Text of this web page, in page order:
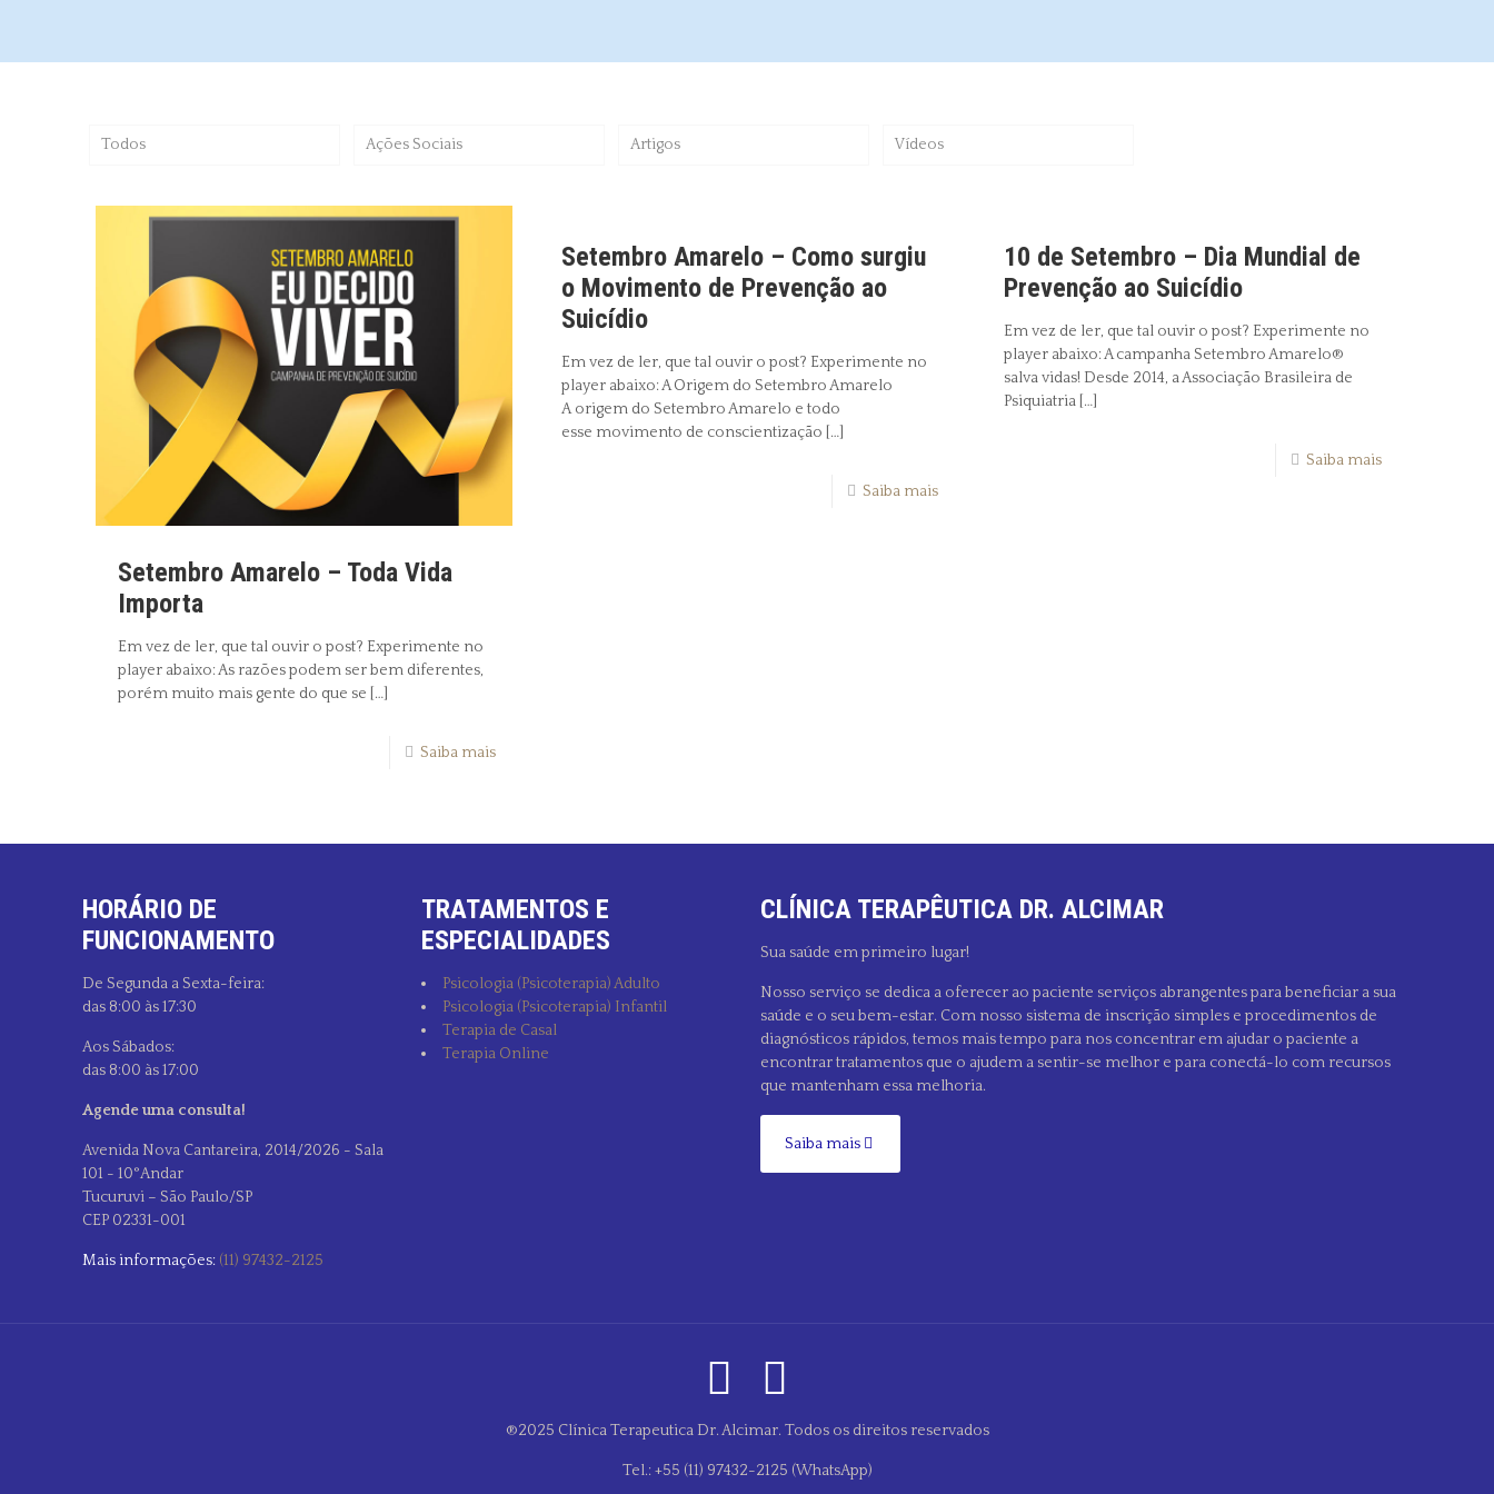
Todos Ações Sociais Artigos Vídeos
Setembro Amarelo – Toda Vida
Importa
Em vez de ler, que tal ouvir o post? Experimente no
player abaixo: As razões podem ser bem diferentes,
porém muito mais gente do que se […]
Saiba mais
Setembro Amarelo – Como surgiu
o Movimento de Prevenção ao
Suicídio
Em vez de ler, que tal ouvir o post? Experimente no
player abaixo: A Origem do Setembro Amarelo
A origem do Setembro Amarelo e todo
esse movimento de conscientização […]
Saiba mais
10 de Setembro – Dia Mundial de
Prevenção ao Suicídio
Em vez de ler, que tal ouvir o post? Experimente no
player abaixo: A campanha Setembro Amarelo®
salva vidas! Desde 2014, a Associação Brasileira de
Psiquiatria […]
Saiba mais
HORÁRIO DE
FUNCIONAMENTO
De Segunda a Sexta-feira:
das 8:00 às 17:30
Aos Sábados:
das 8:00 às 17:00
Agende uma consulta!
Avenida Nova Cantareira, 2014/2026 - Sala
101 - 10°Andar
Tucuruvi – São Paulo/SP
CEP 02331-001
Mais informações: (11) 97432-2125
TRATAMENTOS E
ESPECIALIDADES
Psicologia (Psicoterapia) Adulto
Psicologia (Psicoterapia) Infantil
Terapia de Casal
Terapia Online
CLÍNICA TERAPÊUTICA DR. ALCIMAR
Sua saúde em primeiro lugar!
Nosso serviço se dedica a oferecer ao paciente serviços abrangentes para beneficiar a sua
saúde e o seu bem-estar. Com nosso sistema de inscrição simples e procedimentos de
diagnósticos rápidos, temos mais tempo para nos concentrar em ajudar o paciente a
encontrar tratamentos que o ajudem a sentir-se melhor e para conectá-lo com recursos
que mantenham essa melhoria.
Saiba mais
®2025 Clínica Terapeutica Dr. Alcimar. Todos os direitos reservados
Tel.: +55 (11) 97432-2125 (WhatsApp)